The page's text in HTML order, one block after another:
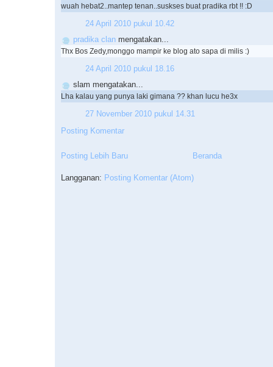
wuah hebat2..mantep tenan..suskses buat pradika rbt !! :D
24 April 2010 pukul 10.42
pradika clan mengatakan...
Thx Bos Zedy,monggo mampir ke blog ato sapa di milis :)
24 April 2010 pukul 18.16
slam mengatakan...
Lha kalau yang punya laki gimana ?? khan lucu he3x
27 November 2010 pukul 14.31
Posting Komentar
Posting Lebih Baru Beranda
Langganan: Posting Komentar (Atom)